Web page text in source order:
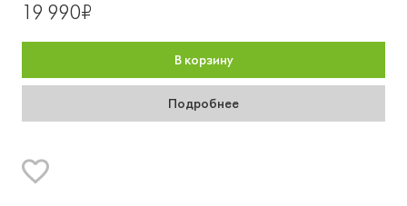
19 990₽
В корзину
Подробнее